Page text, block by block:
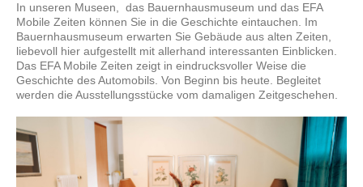
In unseren Museen, das Bauernhausmuseum und das EFA
Mobile Zeiten können Sie in die Geschichte eintauchen. Im
Bauernhausmuseum erwarten Sie Gebäude aus alten Zeiten,
liebevoll hier aufgestellt mit allerhand interessanten Einblicken.
Das EFA Mobile Zeiten zeigt in eindrucksvoller Weise die
Geschichte des Automobils. Von Beginn bis heute. Begleitet
werden die Ausstellungsstücke vom damaligen Zeitgeschehen.